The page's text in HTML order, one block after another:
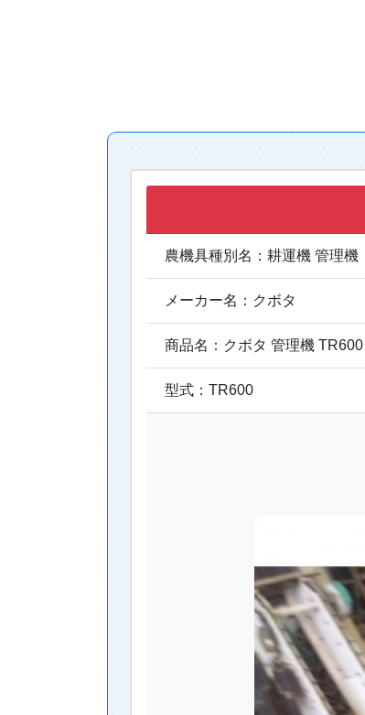
農機具種別名：耕運機 管理機
メーカー名：クボタ
商品名：クボタ 管理機 TR600
型式：TR600